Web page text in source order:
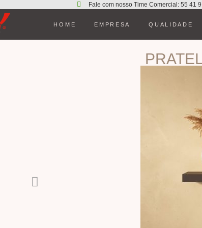
Fale com nosso Time Comercial: 55 41
HOME EMPRESA QUALIDADE